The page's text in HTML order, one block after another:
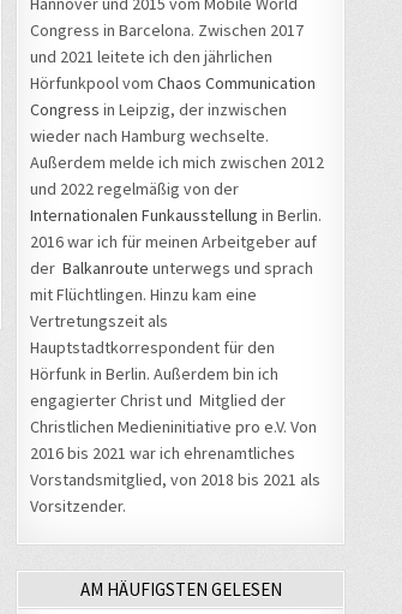
Congress in Barcelona. Zwischen 2017
und 2021 leitete ich den jährlichen
Hörfunkpool vom Chaos Communication
Congress in Leipzig, der inzwischen
wieder nach Hamburg wechselte.
Außerdem melde ich mich zwischen 2012
und 2022 regelmäßig von der
Internationalen Funkausstellung in Berlin.
2016 war ich für meinen Arbeitgeber auf
der Balkanroute unterwegs und sprach
mit Flüchtlingen. Hinzu kam eine
Vertretungszeit als
Hauptstadtkorrespondent für den
Hörfunk in Berlin. Außerdem bin ich
engagierter Christ und Mitglied der
Christlichen Medieninitiative pro e.V. Von
2016 bis 2021 war ich ehrenamtliches
Vorstandsmitglied, von 2018 bis 2021 als
Vorsitzender.
AM HÄUFIGSTEN GELESEN